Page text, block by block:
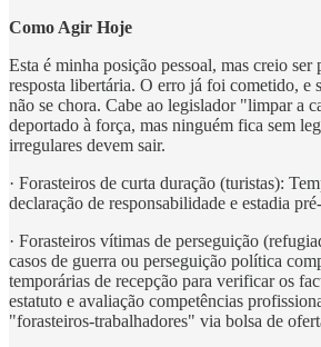
Como Agir Hoje
Esta é minha posição pessoal, mas creio ser
resposta libertária. O erro já foi cometido, e
não se chora. Cabe ao legislador "limpar a
deportado à força, mas ninguém fica sem
irregulares devem sair.
· Forasteiros de curta duração (turistas):
declaração de responsabilidade e estadia
· Forasteiros vítimas de perseguição
casos de guerra ou perseguição política
temporárias de recepção para verificar os
estatuto e avaliação competências
"forasteiros-trabalhadores" via bolsa de